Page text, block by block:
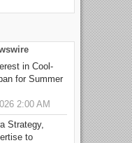
in Cool-
for Summer
2:00 AM
Strategy,
to